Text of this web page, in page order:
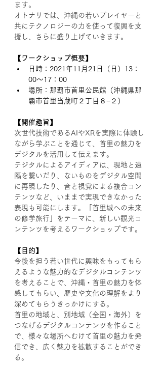
ます。
オトナリでは、沖縄の若いプレイヤーと
共にテクノロジーの力を使って復興を支
援し、さらに盛り上げていきます。
【ワークショップ概要】
日時：2021年11月21日（日）13：
00〜17：00
場所：那覇市首里公民館（沖縄県那
覇市首里当蔵町２丁目８−２）
【開催趣旨】
次世代技術であるAIやXRを実際に体験し
ながら学ぶことを通じて、首里の魅力を
デジタルを活用して伝えます。
テジタルによるアイディアは、現地と遠
隔を繋いだり、ないものをデジタル空間
に再現したり、音と視覚による複合コン
テンツなど、いままで実現できなかった
表現も可能にします。「首里城への未来
の修学旅行」をテーマに、新しい観光コ
ンテンツを考えるワークショップです。
【目的】
今後を担う若い世代に興味をもってもら
えるような魅力的なデジタルコンテンツ
を考えることで、沖縄・首里の魅力を体
感してもらい、歴史や文化の理解をより
深めてもらうきっかけにする。
首里の地域と、別地域（全国・海外）を
つなげるデジタルコンテンツを作ること
で、様々な場所へむけて首里の魅力を発
信でき、広く魅力を拡散することができ
る。